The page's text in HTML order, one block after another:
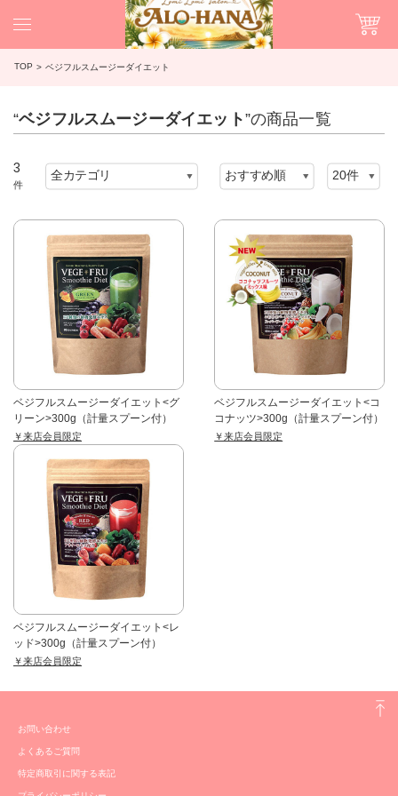
TOP ベジフルスムージーダイエット
“ベジフルスムージーダイエット”の商品一覧
3
件
ベジフルスムージーダイエット<グ
リーン>300g（計量スプーン付）
￥来店会員限定
ベジフルスムージーダイエット<コ
コナッツ>300g（計量スプーン付）
￥来店会員限定
ベジフルスムージーダイエット<レ
ッド>300g（計量スプーン付）
￥来店会員限定
お問い合わせ
よくあるご質問
特定商取引に関する表記